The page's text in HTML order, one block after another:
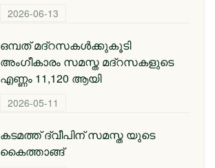
2026-06-13
ഒമ്പത് മദ്റസകള്‍ക്കുകൂടി
അംഗീകാരം സമസ്ത മദ്റസകളുടെ
എണ്ണം 11,120 ആയി
2026-05-11
കടമത്ത് ദ്വീപിന് സമസ്ത യുടെ
കൈത്താങ്ങ്